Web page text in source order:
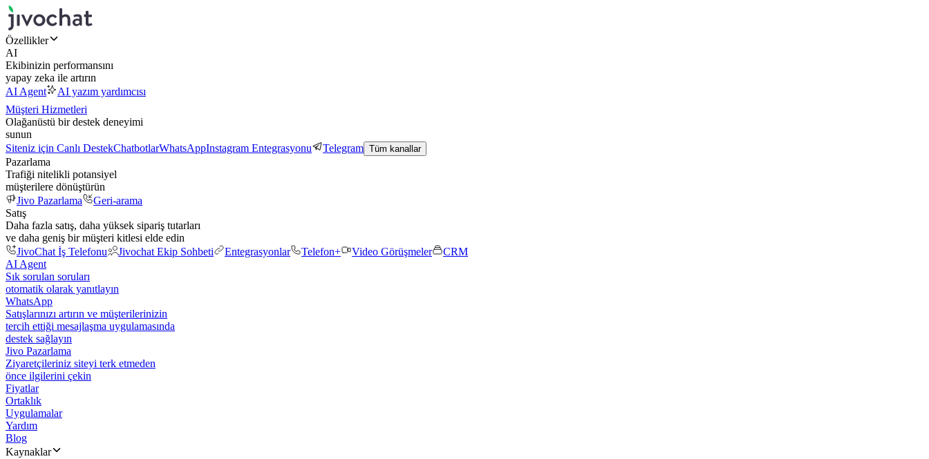
Özellikler
AI
Ekibinizin performansını
yapay zeka ile artırın
AI Agent
AI yazım yardımcısı
Müşteri Hizmetleri
Olağanüstü bir destek deneyimi
sunun
Siteniz için Canlı DestekChatbotlarWhatsAppInstagram Entegrasyonu Telegram Tüm kanallar
Pazarlama
Trafiği nitelikli potansiyel
müşterilere dönüştürün
Jivo Pazarlama
Geri-arama
Satış
Daha fazla satış, daha yüksek sipariş tutarları
ve daha geniş bir müşteri kitlesi elde edin
JivoChat İş Telefonu
Jivochat Ekip Sohbeti Entegrasyonlar Telefon+ Video Görüşmeler
CRM
AI Agent
Sık sorulan soruları
otomatik olarak yanıtlayın
WhatsApp
Satışlarınızı artırın ve müşterilerinizin
tercih ettiği mesajlaşma uygulamasında
destek sağlayın
Jivo Pazarlama
Ziyaretçileriniz siteyi terk etmeden
önce ilgilerini çekin
Fiyatlar
Ortaklık
Uygulamalar
Yardım
Blog
Kaynaklar